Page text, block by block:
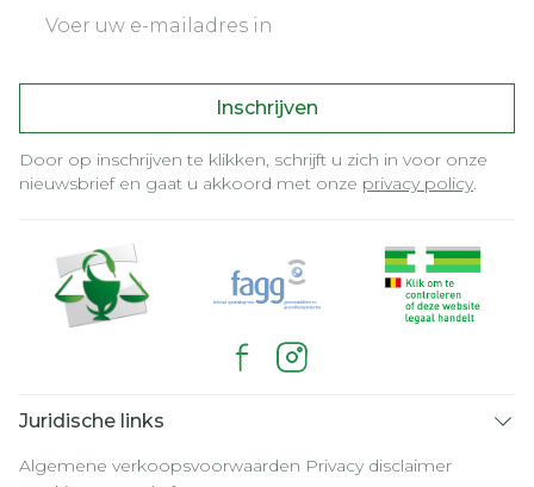
Inschrijven
Door op inschrijven te klikken, schrijft u zich in voor onze
nieuwsbrief en gaat u akkoord met onze privacy policy.
Juridische links
Algemene verkoopsvoorwaarden Privacy disclaimer